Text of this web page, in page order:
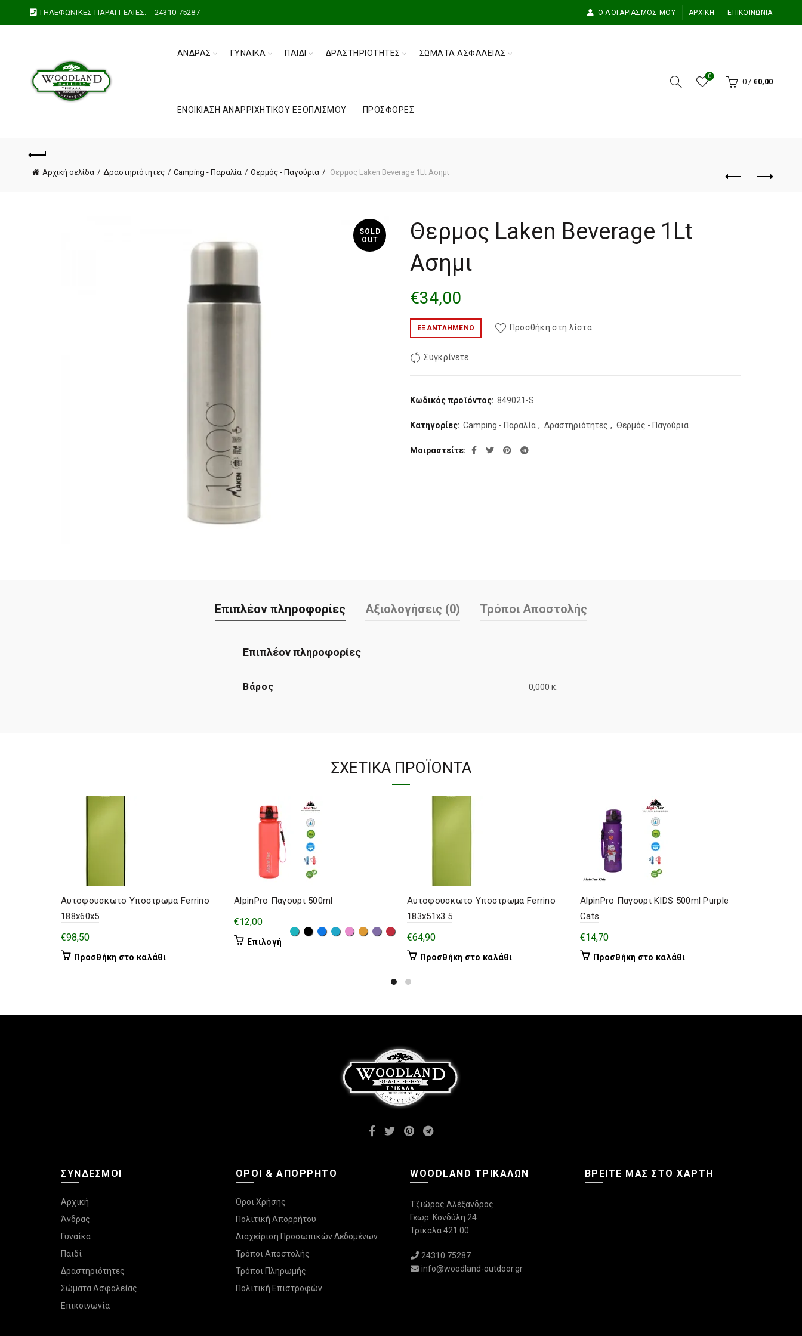
ΤΗΛΕΦΩΝΙΚΕΣ ΠΑΡΑΓΓΕΛΙΕΣ: 24310 75287 Ο ΛΟΓΑΡΙΑΣΜΌΣ ΜΟΥ ΑΡΧΙΚΉ ΕΠΙΚΟΙΝΩΝΊΑ
ΆΝΔΡΑΣ ΓΥΝΑΊΚΑ ΠΑΙΔΊ ΔΡΑΣΤΗΡΙΌΤΗΤΕΣ ΣΏΜΑΤΑ ΑΣΦΑΛΕΊΑΣ
ΕΝΟΙΚΊΑΣΗ ΑΝΑΡΡΙΧΗΤΙΚΟΎ ΕΞΟΠΛΙΣΜΟΎ ΠΡΟΣΦΟΡΈΣ
0
0 / €0,00
Αρχική σελίδα Δραστηριότητες Camping - Παραλία Θερμός - Παγούρια Θερμος Laken Beverage 1Lt Ασημι
SOLD
OUT
Θερμος Laken Beverage 1Lt
Ασημι
€34,00
ΕΞΑΝΤΛΗΜΈΝΟ Προσθήκη στη λίστα
Συγκρίνετε
Κωδικός προϊόντος: 849021-S
Κατηγορίες: Camping - Παραλία , Δραστηριότητες , Θερμός - Παγούρια
Μοιραστείτε
Επιπλέον πληροφορίες Αξιολογήσεις (0) Τρόποι Αποστολής
Επιπλέον πληροφορίες
Βάρος 0,000 κ.
ΣΧΕΤΙΚΆ ΠΡΟΪΌΝΤΑ
Αυτοφουσκωτο Υποστρωμα Ferrino
188x60x5
€98,50
Προσθήκη στο καλάθι
AlpinPro Παγουρι 500ml
€12,00
Επιλογή
Αυτοφουσκωτο Υποστρωμα Ferrino
183x51x3.5
€64,90
Προσθήκη στο καλάθι
AlpinPro Παγουρι KIDS 500ml Purple
Cats
€14,70
Προσθήκη στο καλάθι
ΣΎΝΔΕΣΜΟΙ
Αρχική
Άνδρας
Γυναίκα
Παιδί
Δραστηριότητες
Σώματα Ασφαλείας
Επικοινωνία
ΌΡΟΙ & ΑΠΌΡΡΗΤΟ
Όροι Χρήσης
Πολιτική Απορρήτου
Διαχείριση Προσωπικών Δεδομένων
Τρόποι Αποστολής
Τρόποι Πληρωμής
Πολιτική Επιστροφών
WOODLAND ΤΡΙΚΆΛΩΝ
Τζιώρας Αλέξανδρος
Γεωρ. Κονδύλη 24
Τρίκαλα 421 00
24310 75287
info@woodland-outdoor.gr
ΒΡΕΊΤΕ ΜΑΣ ΣΤΟ ΧΆΡΤΗ